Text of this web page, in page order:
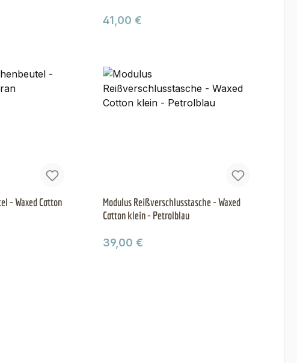
Regulärer Preis:
41,00 €
- Waxed Cotton
Modulus Reißverschlusstasche - Waxed
Cotton klein - Petrolblau
Regulärer Preis:
39,00 €